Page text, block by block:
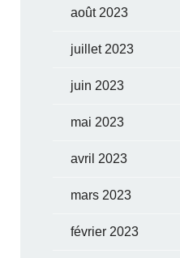
août 2023
juillet 2023
juin 2023
mai 2023
avril 2023
mars 2023
février 2023